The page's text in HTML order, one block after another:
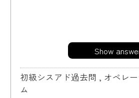
Show
初級シスアド過去問 , オペレ
ム